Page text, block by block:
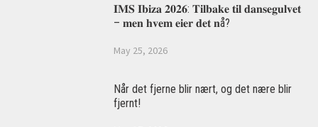
𝐈𝐌𝐒 𝐈𝐛𝐢𝐳𝐚 𝟐𝟎𝟐𝟔: 𝐓𝐢𝐥𝐛𝐚𝐤𝐞 𝐭𝐢𝐥 𝐝𝐚𝐧𝐬𝐞𝐠𝐮𝐥𝐯𝐞𝐭
– 𝐦𝐞𝐧 𝐡𝐯𝐞𝐦 𝐞𝐢𝐞𝐫 𝐝𝐞𝐭 𝐧å?
May 25, 2026
Når det fjerne blir nært, og det nære blir
fjernt!